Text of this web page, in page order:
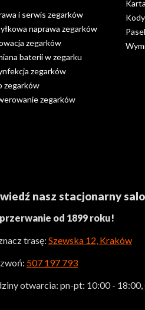
i serwis zegarków
naprawa zegarków
zegarków
baterii w zegarku
zegarków
zegarków
zegarków
nasz stacjonarny
od 1899 roku!
trasę: Szewska 12, Kraków
507 197 793
otwarcia: pn-pt: 10:00 -